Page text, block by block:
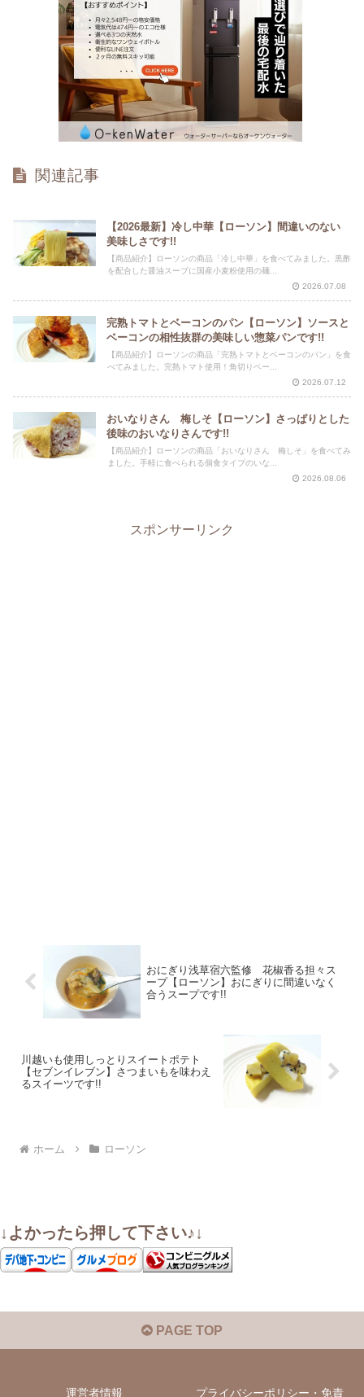
関連記事
【2026最新】冷し中華【ローソン】間違いのない
美味しさです!!
【商品紹介】ローソンの商品「冷し中華」を食べてみました。黒酢
を配合した醤油スープに国産小麦粉使用の麺...
2026.07.08
完熟トマトとベーコンのパン【ローソン】ソースと
ベーコンの相性抜群の美味しい惣菜パンです!!
【商品紹介】ローソンの商品「完熟トマトとベーコンのパン」を食
べてみました。完熟トマト使用！角切りベー...
2026.07.12
おいなりさん 梅しそ【ローソン】さっぱりとした
後味のおいなりさんです!!
【商品紹介】ローソンの商品「おいなりさん 梅しそ」を食べてみ
ました。手軽に食べられる個食タイプのいな...
2026.08.06
スポンサーリンク
おにぎり浅草宿六監修 花椒香る担々ス
ープ【ローソン】おにぎりに間違いなく
合うスープです!!
川越いも使用しっとりスイートポテト
【セブンイレブン】さつまいもを味わえ
るスイーツです!!
ホーム ローソン
↓よかったら押して下さい♪↓
PAGE TOP
運営者情報 プライバシーポリシー・免責